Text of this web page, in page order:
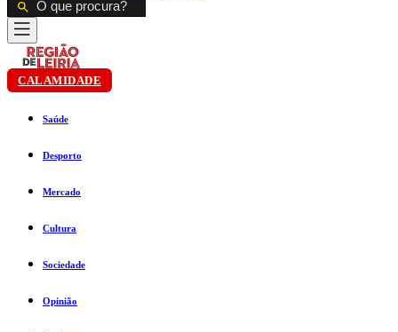
CALAMIDADE
Saúde
Desporto
Mercado
Cultura
Sociedade
Opinião